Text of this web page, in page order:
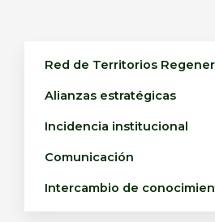
Red de Territorios
Alianzas estratégicas
Incidencia institucional
Comunicación
Intercambio de